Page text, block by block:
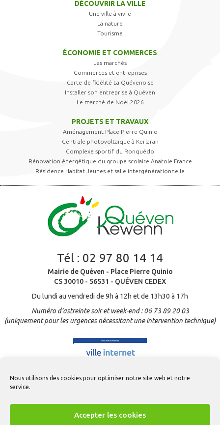
Nous utilisons des cookies pour optimiser notre site web et notre
service.
Accepter les cookies
DÉCOUVRIR LA VILLE
Une ville à vivre
La nature
Tourisme
ÉCONOMIE ET COMMERCES
Les marchés
Commerces et entreprises
Carte de fidélité La Quévenoise
Installer son entreprise à Quéven
Le marché de Noël 2026
PROJETS ET TRAVAUX
Aménagement Place Pierre Quinio
Centrale photovoltaïque à Kerlaran
Complexe sportif du Ronquédo
Rénovation énergétique du groupe scolaire Anatole France
Résidence Habitat Jeunes et salle intergénérationnelle
Tél : 02 97 80 14 14
Mairie de Quéven - Place Pierre Quinio
CS 30010 - 56531 - QUÉVEN CEDEX
Du lundi au vendredi de 9h à 12h et de 13h30 à 17h
Numéro d’astreinte soir et week-end : 06 73 89 20 03
(uniquement pour les urgences nécessitant une intervention technique)